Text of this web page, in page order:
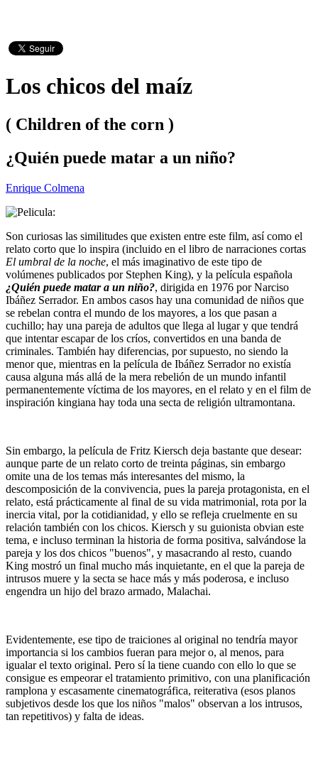
Los chicos del maíz
( Children of the corn )
¿Quién puede matar a un niño?
Enrique Colmena
Son curiosas las similitudes que existen entre este film, así como el
relato corto que lo inspira (incluido en el libro de narraciones cortas
El umbral de la noche, el más imaginativo de este tipo de
volúmenes publicados por Stephen King), y la película española
¿Quién puede matar a un niño?, dirigida en 1976 por Narciso
Ibáñez Serrador. En ambos casos hay una comunidad de niños que
se rebelan contra el mundo de los mayores, a los que pasan a
cuchillo; hay una pareja de adultos que llega al lugar y que tendrá
que intentar escapar de los críos, convertidos en una banda de
criminales. También hay diferencias, por supuesto, no siendo la
menor que, mientras en la película de Ibáñez Serrador no existía
causa alguna más allá de la mera rebelión de un mundo infantil
permanentemente víctima de los mayores, en el relato y en el film de
inspiración kingiana hay toda una secta de religión ultramontana.
Sin embargo, la película de Fritz Kiersch deja bastante que desear:
aunque parte de un relato corto de treinta páginas, sin embargo
omite una de los temas más interesantes del mismo, la
descomposición de la convivencia, pues la pareja protagonista, en el
relato, está prácticamente al final de su vida matrimonial, rota por la
inercia vital, por la cotidianidad, y ello se refleja cruelmente en su
relación también con los chicos. Kiersch y su guionista obvian este
tema, e incluso terminan la historia de forma positiva, salvándose la
pareja y los dos chicos "buenos", y masacrando al resto, cuando
King mostró un final mucho más inquietante, en el que la pareja de
intrusos muere y la secta se hace más y más poderosa, e incluso
engendra un hijo del brazo armado, Malachai.
Evidentemente, ese tipo de traiciones al original no tendría mayor
importancia si los cambios fueran para mejor o, al menos, para
igualar el texto original. Pero sí la tiene cuando con ello lo que se
consigue es empeorar el tratamiento primitivo, con una planificación
ramplona y escasamente cinematográfica, reiterativa (esos planos
subjetivos desde los que los niños "malos" observan a los intrusos,
tan repetitivos) y falta de ideas.